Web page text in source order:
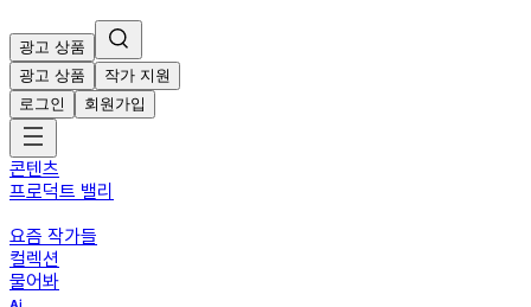
광고 상품
광고 상품
작가 지원
로그인
회원가입
콘텐츠
프로덕트 밸리
요즘 작가들
컬렉션
물어봐